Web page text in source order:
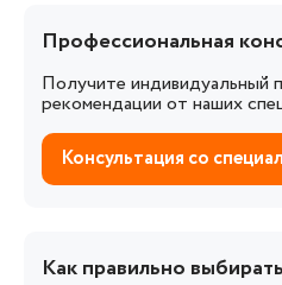
Профессиональная
Получите индивидуальный
рекомендации от наших
Консультация со
Как правильно